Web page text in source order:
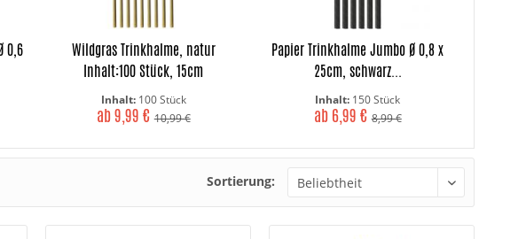
0,6
Wildgras Trinkhalme, natur
Inhalt:100 Stück, 15cm
Inhalt: 100 Stück
ab 9,99 € 10,99 €
Papier Trinkhalme Jumbo Ø 0,8 x
25cm, schwarz...
Inhalt: 150 Stück
ab 6,99 € 8,99 €
Sortierung: